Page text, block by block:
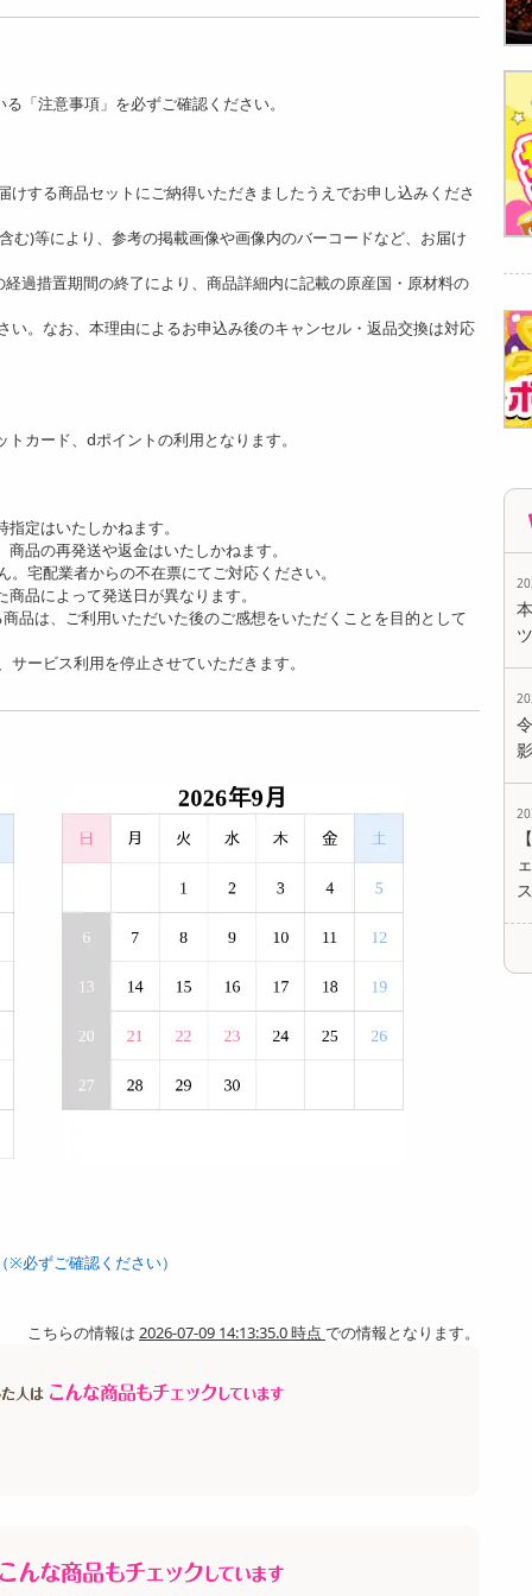
「注意事項」を必ずご確認ください。
する商品セットにご納得いただきましたうえでお申し込みくださ
)等により、参考の掲載画像や画像内のバーコードなど、お届け
過措置期間の終了により、商品詳細内に記載の原産国・原材料の
い。なお、本理由によるお申込み後のキャンセル・返品交換は対応
カード、dポイントの利用となります。
定はいたしかねます。
品の再発送や返金はいたしかねます。
宅配業者からの不在票にてご対応ください。
品によって発送日が異なります。
品は、ご利用いただいた後のご感想をいただくことを目的として
ービス利用を停止させていただきます。
必ずご確認ください）
こちらの情報は 2026-07-09 14:13:35.0 時点 での情報となります。